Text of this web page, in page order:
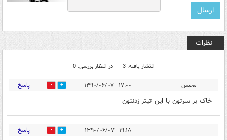
نظرات
انتشار یافته: 3 در انتظار بررسی: 0
محسن ۱۷:۰۰ - ۱۳۹۰/۰۶/۰۷ 2 پاسخ
خاک بر سرتون با این تیتر زدنتون
۱۹:۱۸ - ۱۳۹۰/۰۶/۰۷ 2 پاسخ